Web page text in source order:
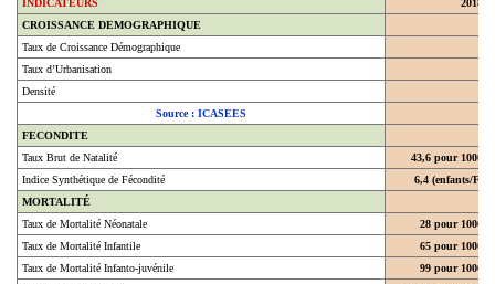
CROISSANCE DEMOGRAPHIQUE
Taux de Croissance Démographique
Taux d’Urbanisation
Densité
Source : ICASEES
FECONDITE
Taux Brut de Natalité
43,6 pour 1000
Indice Synthétique de Fécondité
6,4 (enfants/F)
MORTALITÉ
Taux de Mortalité Néonatale
28 pour 1000
Taux de Mortalité Infantile
65 pour 1000
Taux de Mortalité Infanto-juvénile
99 pour 1000
Taux Brut de Mortalité
20,36 pour 1000